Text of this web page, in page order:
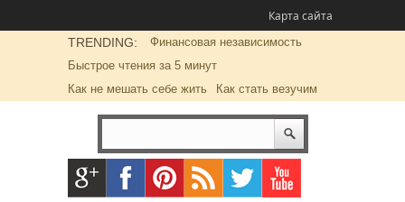
Карта сайта
TRENDING:
Финансовая независимость
Быстрое чтения за 5 минут
Как не мешать себе жить
Как стать везучим